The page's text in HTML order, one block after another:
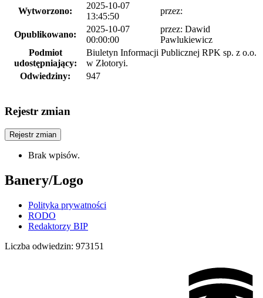
Wytworzono:
2025-10-07
13:45:50
przez:
Opublikowano:
2025-10-07
00:00:00
przez: Dawid
Pawlukiewicz
Podmiot
udostępniający:
Biuletyn Informacji Publicznej RPK sp. z o.o.
w Złotoryi.
Odwiedziny:
947
Rejestr zmian
Rejestr zmian
Brak wpisów.
Banery/Logo
Polityka prywatności
RODO
Redaktorzy BIP
Liczba odwiedzin: 973151